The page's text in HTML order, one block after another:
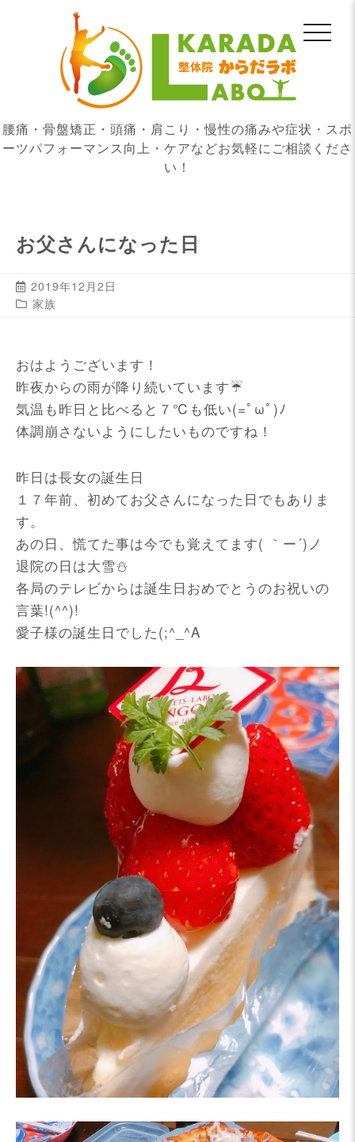
腰痛・骨盤矯正・頭痛・肩こり・慢性の痛みや症状・スポ
ーツパフォーマンス向上・ケアなどお気軽にご相談くださ
い！
お父さんになった日
2019年12月2日
家族
おはようございます！
昨夜からの雨が降り続いています☔
気温も昨日と比べると７℃も低い(=ﾟωﾟ)ﾉ
体調崩さないようにしたいものですね！
昨日は長女の誕生日
１７年前、初めてお父さんになった日でもありま
す。
あの日、慌てた事は今でも覚えてます( ｀ー´)ノ
退院の日は大雪⛄
各局のテレビからは誕生日おめでとうのお祝いの
言葉!(^^)!
愛子様の誕生日でした(;^_^A